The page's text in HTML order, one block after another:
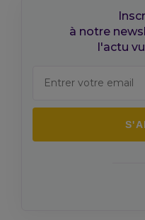
à notre
l'actu